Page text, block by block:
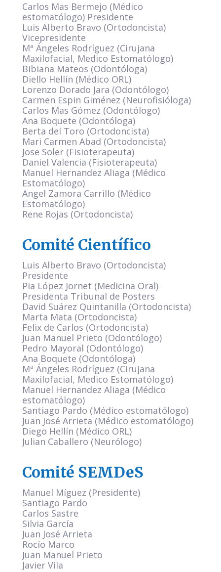
Carlos Mas Bermejo (Médico
estomatólogo) Presidente
Luis Alberto Bravo (Ortodoncista)
Vicepresidente
Mª Ángeles Rodríguez (Cirujana
Maxilofacial, Medico Estomatólogo)
Bibiana Mateos (Odontóloga)
Diello Hellín (Médico ORL)
Lorenzo Dorado Jara (Odontólogo)
Carmen Espin Giménez (Neurofisióloga)
Carlos Mas Gómez (Odontólogo)
Ana Boquete (Odontóloga)
Berta del Toro (Ortodoncista)
Mari Carmen Abad (Ortodoncista)
Jose Soler (Fisioterapeuta)
Daniel Valencia (Fisioterapeuta)
Manuel Hernandez Aliaga (Médico
Estomatólogo)
Angel Zamora Carrillo (Médico
Estomatólogo)
Rene Rojas (Ortodoncista)
Comité Científico
Luis Alberto Bravo (Ortodoncista)
Presidente
Pia López Jornet (Medicina Oral)
Presidenta Tribunal de Posters
David Suárez Quintanilla (Ortodoncista)
Marta Mata (Ortodoncista)
Felix de Carlos (Ortodoncista)
Juan Manuel Prieto (Odontólogo)
Pedro Mayoral (Odontólogo)
Ana Boquete (Odontóloga)
Mª Ángeles Rodríguez (Cirujana
Maxilofacial, Medico Estomatólogo)
Manuel Hernandez Aliaga (Médico
estomatólogo)
Santiago Pardo (Médico estomatólogo)
Juan José Arrieta (Médico estomatólogo)
Diego Hellín (Médico ORL)
Julian Caballero (Neurólogo)
Comité SEMDeS
Manuel Míguez (Presidente)
Santiago Pardo
Carlos Sastre
Silvia García
Juan José Arrieta
Rocío Marco
Juan Manuel Prieto
Javier Vila